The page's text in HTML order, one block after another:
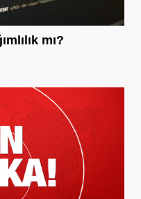
mı?